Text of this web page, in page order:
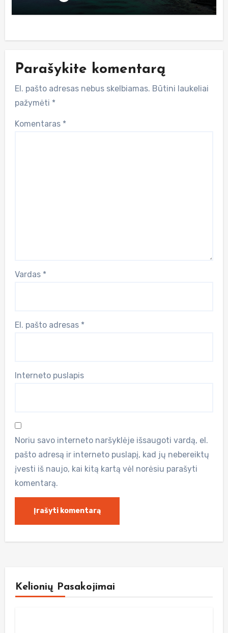
Parašykite komentarą
El. pašto adresas nebus skelbiamas. Būtini laukeliai
pažymėti *
Komentaras *
Vardas *
El. pašto adresas *
Interneto puslapis
Noriu savo interneto naršyklėje išsaugoti vardą, el.
pašto adresą ir interneto puslapį, kad jų nebereiktų
įvesti iš naujo, kai kitą kartą vėl norėsiu parašyti
komentarą.
Kelionių Pasakojimai